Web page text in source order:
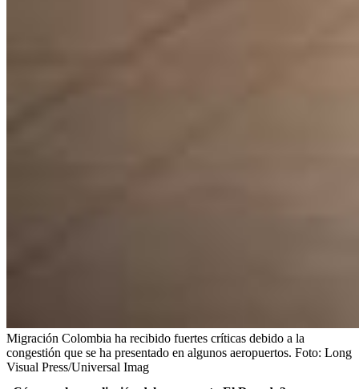
Migración Colombia ha recibido fuertes críticas debido a la
congestión que se ha presentado en algunos aeropuertos. Foto: Long
Visual Press/Universal Imag